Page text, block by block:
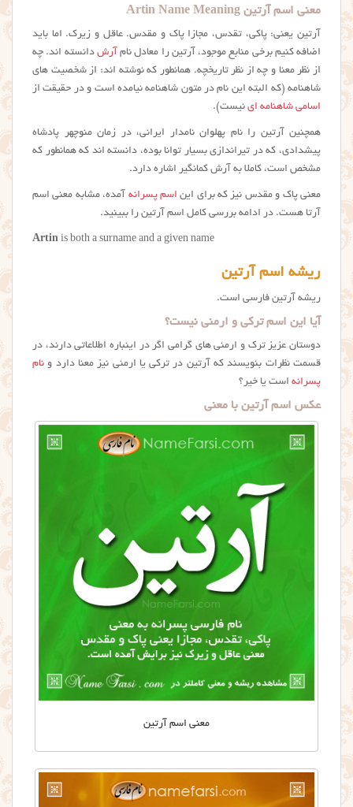
معني اسم آرتين Artin Name Meaning
آرتین یعنی: پاکی، تقدس، مجازا پاک و مقدس. عاقل و زیرک. اما باید
اضافه کنیم برخی منابع موجود، آرتین را معادل نام آرش دانسته اند. چه
از نظر معنا و چه از نظر تاریخچه. همانطور که نوشته اند: از شخصیت های
شاهنامه (که البته این نام در متون شاهنامه نیامده است و در حقیقت از
اسامی شاهنامه ای نیست).
همچنین آرتین را نام پهلوان نامدار ایرانی، در زمان منوچهر پادشاه
پیشدادی، که در تیراندازی بسیار توانا بوده، دانسته اند که همانطور که
مشخص است، کاملا به آرش کمانگیر اشاره دارد.
معنی پاک و مقدس نیز که برای این اسم پسرانه آمده، مشابه معنی اسم
آرتا هست. در ادامه بررسی کامل اسم آرتین را ببینید.
Artin is both a surname and a given name
ریشه اسم آرتین
ریشه آرتین فارسی است.
آیا این اسم ترکی و ارمنی نیست؟
دوستان عزیز ترک و ارمنی های گرامی اگر در اینباره اطلاعاتی دارند، در
قسمت نظرات بنویسند که آرتين در ترکی یا ارمنی نیز معنا دارد و نام
پسرانه است یا خیر؟
عکس اسم آرتین با معنی
معنی اسم آرتین